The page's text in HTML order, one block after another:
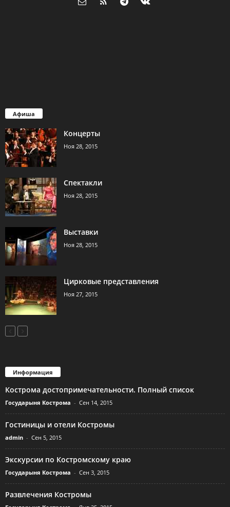
Афиша
Концерты
Ноя 28, 2015
Спектакли
Ноя 28, 2015
Выставки
Ноя 28, 2015
Цирковые представления
Ноя 27, 2015
Информация
Кострома достопримечательности. Полный список
Государыня Кострома - Сен 14, 2015
Гостиницы и отели Костромы
admin - Сен 5, 2015
Экскурсии по Костромскому краю
Государыня Кострома - Сен 3, 2015
Развлечения Костромы